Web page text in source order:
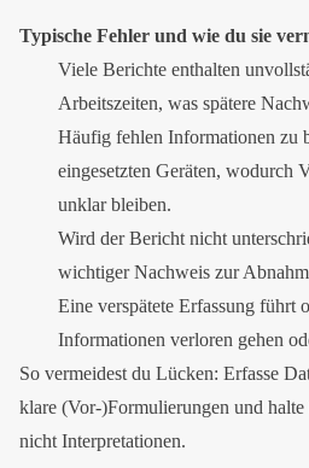
Typische Fehler und wie du sie
Viele Berichte enthalten
Arbeitszeiten, was spätere
Häufig fehlen Informationen zu
eingesetzten Geräten, wodurch
unklar bleiben.
Wird der Bericht nicht
wichtiger Nachweis zur
Eine verspätete Erfassung führt
Informationen verloren gehen
So vermeidest du Lücken: Erfasse
klare (Vor-)Formulierungen und halte
nicht Interpretationen.